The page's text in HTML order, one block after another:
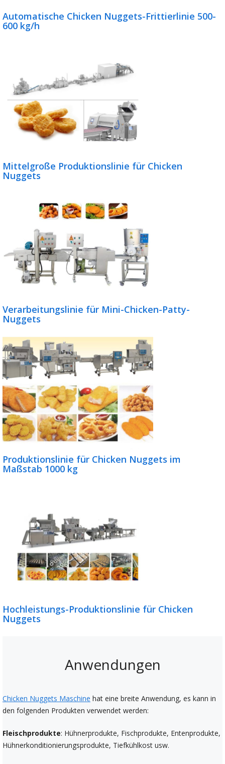
Automatische Chicken Nuggets-Frittierlinie 500-
600 kg/h
Mittelgroße Produktionslinie für Chicken
Nuggets
Verarbeitungslinie für Mini-Chicken-Patty-
Nuggets
Produktionslinie für Chicken Nuggets im
Maßstab 1000 kg
Hochleistungs-Produktionslinie für Chicken
Nuggets
Anwendungen
Chicken Nuggets Maschine hat eine breite Anwendung, es kann in
den folgenden Produkten verwendet werden:
Fleischprodukte: Hühnerprodukte, Fischprodukte, Entenprodukte,
Hühnerkonditionierungsprodukte, Tiefkühlkost usw.